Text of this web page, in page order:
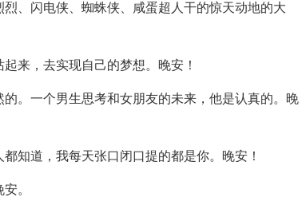
、闪电侠、蜘蛛侠、咸蛋超人干的惊天动地的大
来，去实现自己的梦想。晚安！
。一个男生思考和女朋友的未来，他是认真的。晚
知道，我每天张口闭口提的都是你。晚安！
。